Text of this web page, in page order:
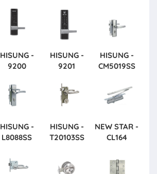
HISUNG -
9200
HISUNG -
9201
HISUNG -
CM5019SS
HISUNG -
L8088SS
HISUNG -
T20103SS
NEW STAR -
CL164